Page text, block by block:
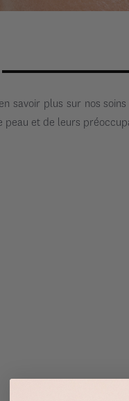
savoir plus sur nos
peau et de leurs